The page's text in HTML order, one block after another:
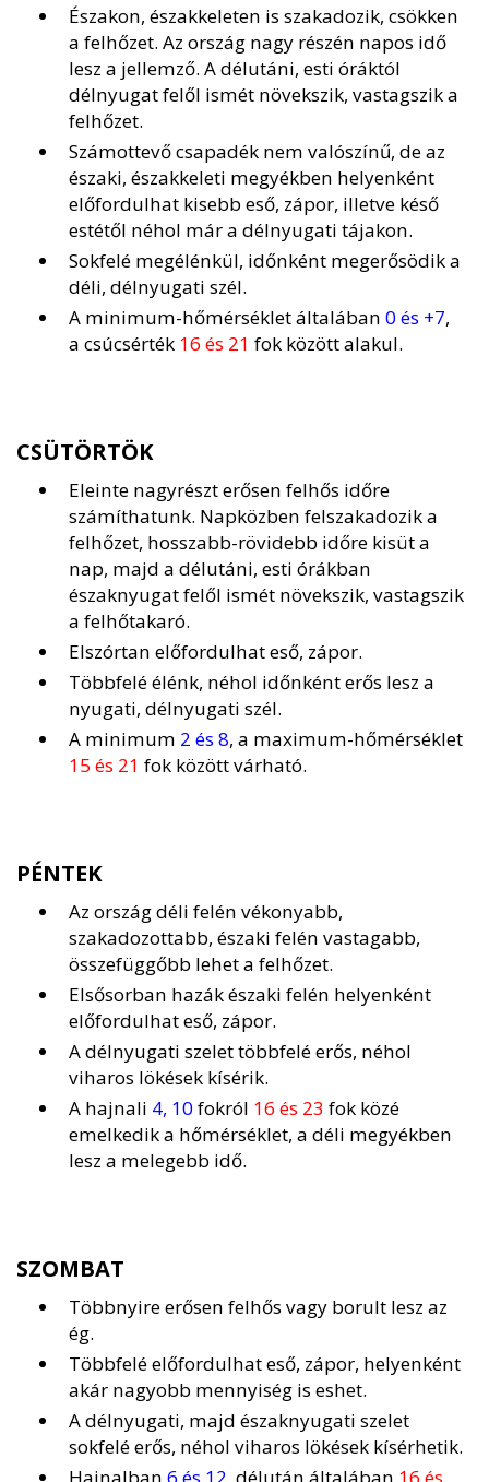
Északon, északkeleten is szakadozik, csökken
a felhőzet. Az ország nagy részén napos idő
lesz a jellemző. A délutáni, esti óráktól
délnyugat felől ismét növekszik, vastagszik a
felhőzet.
Számottevő csapadék nem valószínű, de az
északi, északkeleti megyékben helyenként
előfordulhat kisebb eső, zápor, illetve késő
estétől néhol már a délnyugati tájakon.
Sokfelé megélénkül, időnként megerősödik a
déli, délnyugati szél.
A minimum-hőmérséklet általában 0 és +7,
a csúcsérték 16 és 21 fok között alakul.
CSÜTÖRTÖK
Eleinte nagyrészt erősen felhős időre
számíthatunk. Napközben felszakadozik a
felhőzet, hosszabb-rövidebb időre kisüt a
nap, majd a délutáni, esti órákban
északnyugat felől ismét növekszik, vastagszik
a felhőtakaró.
Elszórtan előfordulhat eső, zápor.
Többfelé élénk, néhol időnként erős lesz a
nyugati, délnyugati szél.
A minimum 2 és 8, a maximum-hőmérséklet
15 és 21 fok között várható.
PÉNTEK
Az ország déli felén vékonyabb,
szakadozottabb, északi felén vastagabb,
összefüggőbb lehet a felhőzet.
Elsősorban hazák északi felén helyenként
előfordulhat eső, zápor.
A délnyugati szelet többfelé erős, néhol
viharos lökések kísérik.
A hajnali 4, 10fokról 16 és 23 fok közé
emelkedik a hőmérséklet, a déli megyékben
lesz a melegebb idő.
SZOMBAT
Többnyire erősen felhős vagy borult lesz az
ég.
Többfelé előfordulhat eső, zápor, helyenként
akár nagyobb mennyiség is eshet.
A délnyugati, majd északnyugati szelet
sokfelé erős, néhol viharos lökések kísérhetik.